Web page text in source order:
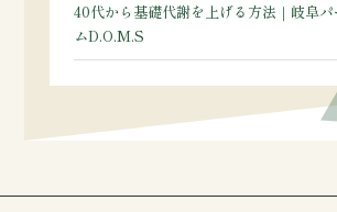
40代から基礎代謝を上げる方法｜岐阜
ムD.O.M.S